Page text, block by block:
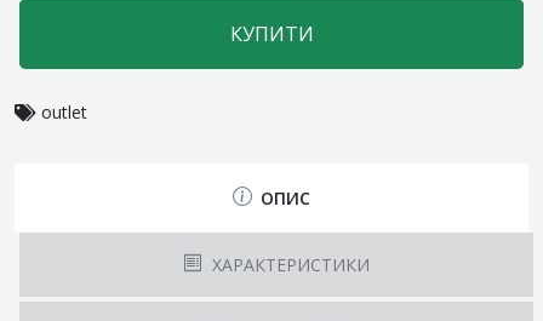
КУПИТИ
outlet
ОПИС
ХАРАКТЕРИСТИКИ